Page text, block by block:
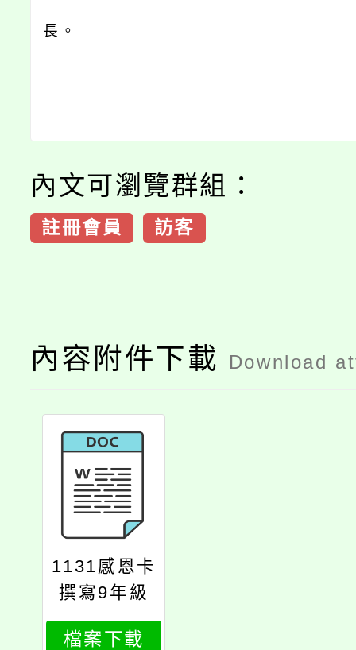
長。
內文可瀏覽群組：
註冊會員 訪客
內容附件下載 Download
1131感恩卡
撰寫9年級
檔案下載